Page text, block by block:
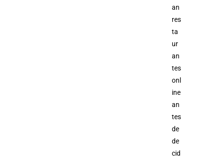
an
res
ta
ur
an
tes
onl
ine
an
tes
de
de
cid